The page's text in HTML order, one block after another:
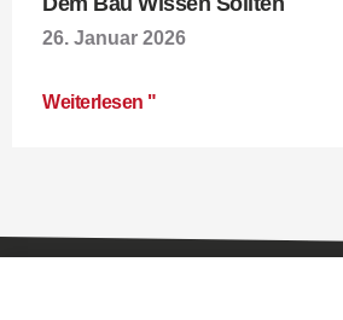
26. Januar 2026
Weiterlesen "